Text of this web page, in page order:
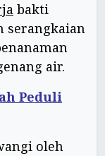
bakti
serangkaian
air.
Peduli
oleh